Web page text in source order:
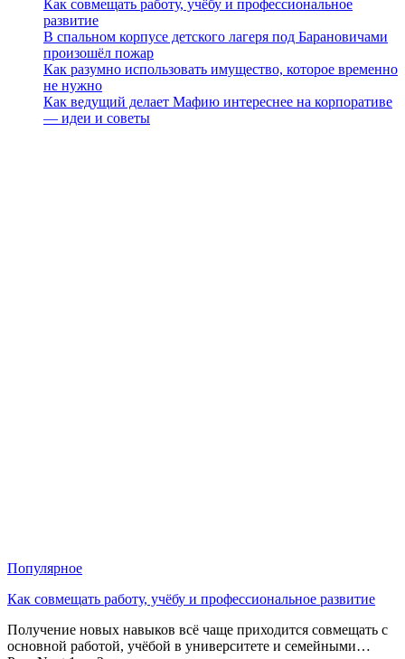
Как совмещать работу, учёбу и профессиональное
развитие
В спальном корпусе детского лагеря под Барановичами
произошёл пожар
Как разумно использовать имущество, которое временно
не нужно
Как ведущий делает Мафию интереснее на корпоративе
— идеи и советы
Популярное
Как совмещать работу, учёбу и профессиональное развитие
Получение новых навыков всё чаще приходится совмещать с
основной работой, учёбой в университете и семейными…